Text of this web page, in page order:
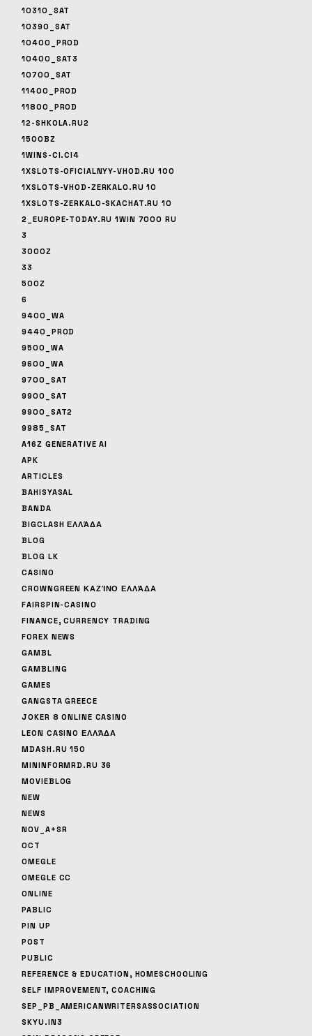
10310_SAT
10390_SAT
10400_PROD
10400_SAT3
10700_SAT
11400_PROD
11800_PROD
12-SHKOLA.RU2
1500BZ
1WINS-CI.CI4
1XSLOTS-OFICIALNYY-VHOD.RU 100
1XSLOTS-VHOD-ZERKALO.RU 10
1XSLOTS-ZERKALO-SKACHAT.RU 10
2_EUROPE-TODAY.RU 1WIN 7000 RU
3
3000Z
33
500Z
6
9400_WA
9440_PROD
9500_WA
9600_WA
9700_SAT
9900_SAT
9900_SAT2
9985_SAT
A16Z GENERATIVE AI
APK
ARTICLES
BAHISYASAL
BANDA
BIGCLASH ΕΛΛΆΔΑ
BLOG
BLOG LK
CASINO
CROWNGREEN ΚΑΖΊΝΟ ΕΛΛΆΔΑ
FAIRSPIN-CASINO
FINANCE, CURRENCY TRADING
FOREX NEWS
GAMBL
GAMBLING
GAMES
GANGSTA GREECE
JOKER 8 ONLINE CASINO
LEON CASINO ΕΛΛΆΔΑ
MDASH.RU 150
MININFORMRD.RU 36
MOVIEBLOG
NEW
NEWS
NOV_A+SR
OCT
OMEGLE
OMEGLE CC
ONLINE
PABLIC
PIN UP
POST
PUBLIC
REFERENCE & EDUCATION, HOMESCHOOLING
SELF IMPROVEMENT, COACHING
SEP_PB_AMERICANWRITERSASSOCIATION
SKYU.IN3